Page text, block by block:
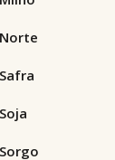
Norte
Safra
Soja
Sorgo